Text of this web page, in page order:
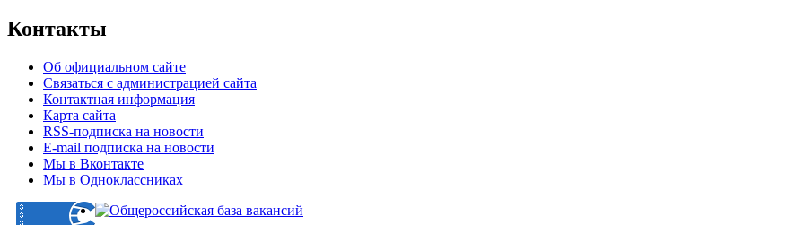
Контакты
Об официальном сайте
Связаться с администрацией сайта
Контактная информация
Карта сайта
RSS-подписка на новости
E-mail подписка на новости
Мы в Вконтакте
Мы в Одноклассниках